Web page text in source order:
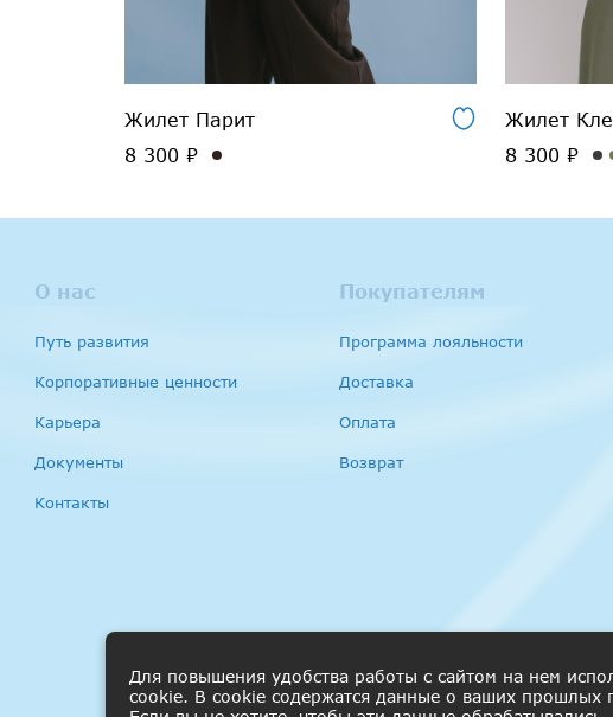
Жилет Парит
8 300 ₽
Жилет
8 300 ₽
О нас
Путь развития
Корпоративные ценности
Карьера
Документы
Контакты
Покупателям
Программа лояльности
Доставка
Оплата
Возврат
Для повышения удобства работы с сайтом на нем
cookie. В cookie содержатся данные о ваших прошлых